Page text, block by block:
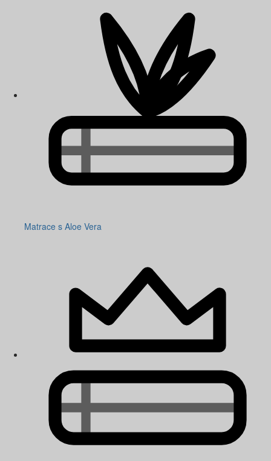
Matrace s Aloe Vera